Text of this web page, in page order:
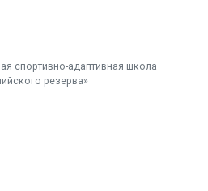
спортивно-адаптивная школа
резерва»